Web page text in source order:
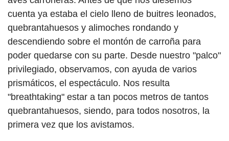
cuenta ya estaba el cielo lleno de buitres leonados,
quebrantahuesos y alimoches rondando y
descendiendo sobre el montón de carroña para
poder quedarse con su parte. Desde nuestro "palco"
privilegiado, observamos, con ayuda de varios
prismáticos, el espectáculo. Nos resulta
"breathtaking" estar a tan pocos metros de tantos
quebrantahuesos, siendo, para todos nosotros, la
primera vez que los avistamos.